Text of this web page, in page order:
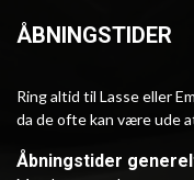
navigation
ÅBNINGSTIDER
Ring altid til Lasse eller
da de ofte kan være ude
Åbningstider